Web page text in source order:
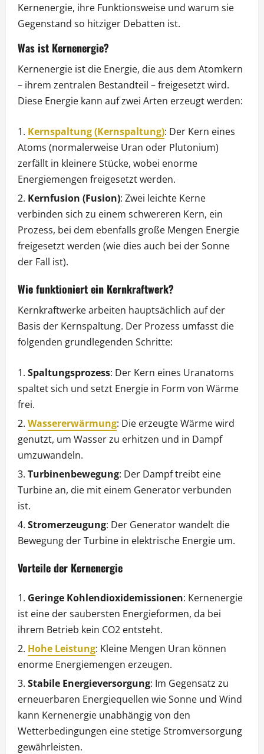
Kernenergie, ihre Funktionsweise und warum sie
Gegenstand so hitziger Debatten ist.
Was ist Kernenergie?
Kernenergie ist die Energie, die aus dem Atomkern
– ihrem zentralen Bestandteil – freigesetzt wird.
Diese Energie kann auf zwei Arten erzeugt werden:
Kernspaltung (Kernspaltung): Der Kern eines
Atoms (normalerweise Uran oder Plutonium)
zerfällt in kleinere Stücke, wobei enorme
Energiemengen freigesetzt werden.
Kernfusion (Fusion): Zwei leichte Kerne
verbinden sich zu einem schwereren Kern, ein
Prozess, bei dem ebenfalls große Mengen Energie
freigesetzt werden (wie dies auch bei der Sonne
der Fall ist).
Wie funktioniert ein Kernkraftwerk?
Kernkraftwerke arbeiten hauptsächlich auf der
Basis der Kernspaltung. Der Prozess umfasst die
folgenden grundlegenden Schritte:
Spaltungsprozess: Der Kern eines Uranatoms
spaltet sich und setzt Energie in Form von Wärme
frei.
Wassererwärmung: Die erzeugte Wärme wird
genutzt, um Wasser zu erhitzen und in Dampf
umzuwandeln.
Turbinenbewegung: Der Dampf treibt eine
Turbine an, die mit einem Generator verbunden
ist.
Stromerzeugung: Der Generator wandelt die
Bewegung der Turbine in elektrische Energie um.
Vorteile der Kernenergie
Geringe Kohlendioxidemissionen: Kernenergie
ist eine der saubersten Energieformen, da bei
ihrem Betrieb kein CO2 entsteht.
Hohe Leistung: Kleine Mengen Uran können
enorme Energiemengen erzeugen.
Stabile Energieversorgung: Im Gegensatz zu
erneuerbaren Energiequellen wie Sonne und Wind
kann Kernenergie unabhängig von den
Wetterbedingungen eine stetige Stromversorgung
gewährleisten.